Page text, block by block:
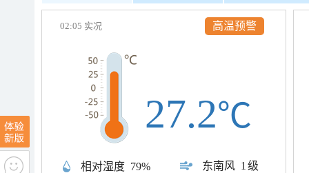
高温预警
02:05 实况
相对湿度 79% 东南风 1级
27.2℃